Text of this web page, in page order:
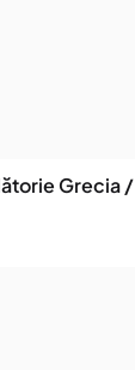
Grecia